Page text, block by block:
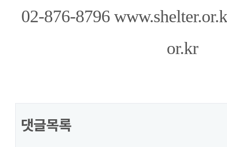
02-876-8796
or.kr
댓글목록